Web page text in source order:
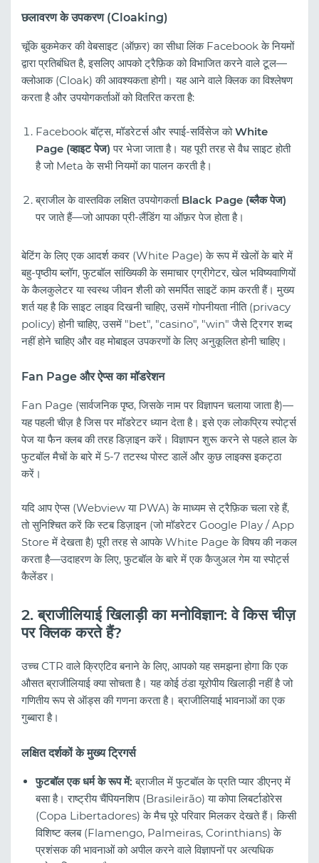
छलावरण के उपकरण (Cloaking)
चूंकि बुकमेकर की वेबसाइट (ऑफ़र) का सीधा लिंक Facebook के नियमों
द्वारा प्रतिबंधित है, इसलिए आपको ट्रैफ़िक को विभाजित करने वाले टूल—
क्लोआक (Cloak) की आवश्यकता होगी। यह आने वाले क्लिक का विश्लेषण
करता है और उपयोगकर्ताओं को वितरित करता है:
Facebook बॉट्स, मॉडरेटर्स और स्पाई-सर्विसेज कोWhite
Page (व्हाइट पेज) पर भेजा जाता है। यह पूरी तरह से वैध साइट होती
है जो Meta के सभी नियमों का पालन करती है।
ब्राजील के वास्तविक लक्षित उपयोगकर्ता Black Page (ब्लैक पेज)
पर जाते हैं—जो आपका प्री-लैंडिंग या ऑफ़र पेज होता है।
बेटिंग के लिए एक आदर्श कवर (White Page) के रूप में खेलों के बारे में
बहु-पृष्ठीय ब्लॉग, फुटबॉल सांख्यिकी के समाचार एग्रीगेटर, खेल भविष्यवाणियों
के कैलकुलेटर या स्वस्थ जीवन शैली को समर्पित साइटें काम करती हैं। मुख्य
शर्त यह है कि साइट लाइव दिखनी चाहिए, उसमें गोपनीयता नीति (privacy
policy) होनी चाहिए, उसमें "bet", "casino", "win" जैसे ट्रिगर शब्द
नहीं होने चाहिए और वह मोबाइल उपकरणों के लिए अनुकूलित होनी चाहिए।
Fan Page और ऐप्स का मॉडरेशन
Fan Page (सार्वजनिक पृष्ठ, जिसके नाम पर विज्ञापन चलाया जाता है)—
यह पहली चीज़ है जिस पर मॉडरेटर ध्यान देता है। इसे एक लोकप्रिय स्पोर्ट्स
पेज या फैन क्लब की तरह डिज़ाइन करें। विज्ञापन शुरू करने से पहले हाल के
फुटबॉल मैचों के बारे में 5-7 तटस्थ पोस्ट डालें और कुछ लाइक्स इकट्ठा
करें।
यदि आप ऐप्स (Webview या PWA) के माध्यम से ट्रैफ़िक चला रहे हैं,
तो सुनिश्चित करें कि स्टब डिज़ाइन (जो मॉडरेटर Google Play / App
Store में देखता है) पूरी तरह से आपके White Page के विषय की नकल
करता है—उदाहरण के लिए, फुटबॉल के बारे में एक कैजुअल गेम या स्पोर्ट्स
कैलेंडर।
2. ब्राजीलियाई खिलाड़ी का मनोविज्ञान: वे किस चीज़
पर क्लिक करते हैं?
उच्च CTR वाले क्रिएटिव बनाने के लिए, आपको यह समझना होगा कि एक
औसत ब्राजीलियाई क्या सोचता है। यह कोई ठंडा यूरोपीय खिलाड़ी नहीं है जो
गणितीय रूप से ऑड्स की गणना करता है। ब्राजीलियाई भावनाओं का एक
गुब्बारा है।
लक्षित दर्शकों के मुख्य ट्रिगर्स
फुटबॉल एक धर्म के रूप में: ब्राजील में फुटबॉल के प्रति प्यार डीएनए में
बसा है। राष्ट्रीय चैंपियनशिप (Brasileirão) या कोपा लिबर्टाडोरेस
(Copa Libertadores) के मैच पूरे परिवार मिलकर देखते हैं। किसी
विशिष्ट क्लब (Flamengo, Palmeiras, Corinthians) के
प्रशंसक की भावनाओं को अपील करने वाले विज्ञापनों पर अत्यधिक